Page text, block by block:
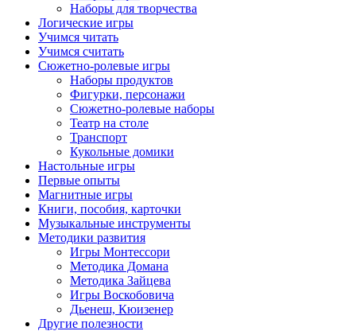
Наборы для творчества
Логические игры
Учимся читать
Учимся считать
Сюжетно-ролевые игры
Наборы продуктов
Фигурки, персонажи
Сюжетно-ролевые наборы
Театр на столе
Транспорт
Кукольные домики
Настольные игры
Первые опыты
Магнитные игры
Книги, пособия, карточки
Музыкальные инструменты
Методики развития
Игры Монтессори
Методика Домана
Методика Зайцева
Игры Воскобовича
Дьенеш, Кюизенер
Другие полезности